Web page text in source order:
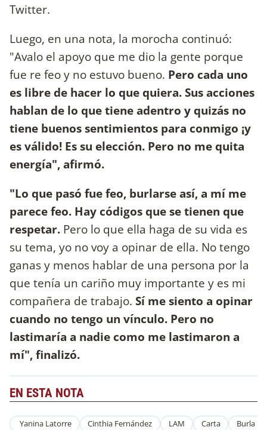
Twitter.
Luego, en una nota, la morocha continuó:
"Avalo el apoyo que me dio la gente porque
fue re feo y no estuvo bueno. Pero cada uno
es libre de hacer lo que quiera. Sus acciones
hablan de lo que tiene adentro y quizás no
tiene buenos sentimientos para conmigo ¡y
es válido! Es su elección. Pero no me quita
energía", afirmó.
"Lo que pasó fue feo, burlarse así, a mí me
parece feo. Hay códigos que se tienen que
respetar. Pero lo que ella haga de su vida es
su tema, yo no voy a opinar de ella. No tengo
ganas y menos hablar de una persona por la
que tenía un cariño muy importante y es mi
compañera de trabajo. Sí me siento a opinar
cuando no tengo un vínculo. Pero no
lastimaría a nadie como me lastimaron a
mí", finalizó.
EN ESTA NOTA
Yanina Latorre Cinthia Fernández LAM Carta Burla